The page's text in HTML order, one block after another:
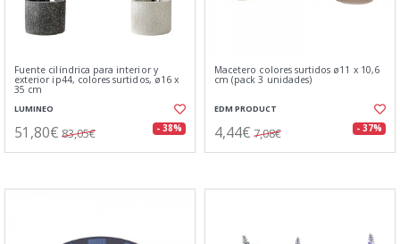
Fuente cilíndrica para interior y
exterior ip44, colores surtidos, ø16 x
35 cm
LUMINEO
51,80€ 83,05€ - 38%
Macetero colores surtidos ø11 x 10,6
cm (pack 3 unidades)
EDM PRODUCT
4,44€ 7,08€ - 37%